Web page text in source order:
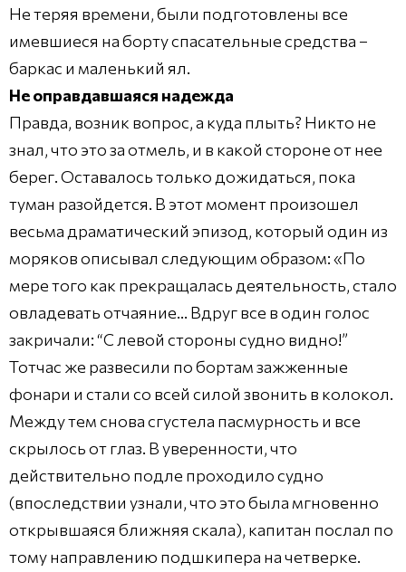
Не теряя времени, были подготовлены все
имевшиеся на борту спасательные средства –
баркас и маленький ял.
Не оправдавшаяся надежда
Правда, возник вопрос, а куда плыть? Никто не
знал, что это за отмель, и в какой стороне от нее
берег. Оставалось только дожидаться, пока
туман разойдется. В этот момент произошел
весьма драматический эпизод, который один из
моряков описывал следующим образом: «По
мере того как прекращалась деятельность, стало
овладевать отчаяние… Вдруг все в один голос
закричали: “С левой стороны судно видно!”
Тотчас же развесили по бортам зажженные
фонари и стали со всей силой звонить в колокол.
Между тем снова сгустела пасмурность и все
скрылось от глаз. В уверенности, что
действительно подле проходило судно
(впоследствии узнали, что это была мгновенно
открывшаяся ближняя скала), капитан послал по
тому направлению подшкипера на четверке.